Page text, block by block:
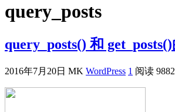
query_posts
query_posts() 和
2016年7月20日 MK WordPress 1 阅读